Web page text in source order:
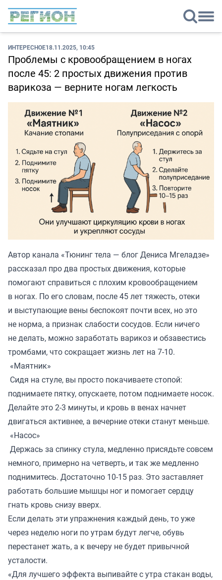
ИНТЕРЕСНОЕ18.11.2025, 10:45
Проблемы с кровообращением в ногах
после 45: 2 простых движения против
варикоза — верните ногам легкость
Автор канала «Тюнинг тела — блог Дениса Мгеладзе»
рассказал про два простых движения, которые
помогают справиться с плохим кровообращением
в ногах. По его словам, после 45 лет тяжесть, отеки
и выступающие вены беспокоят почти всех, но это
не норма, а признак слабости сосудов. Если ничего
не делать, можно заработать варикоз и обзавестись
тромбами, что сокращает жизнь лет на 7-10.
«Маятник»
Сидя на стуле, вы просто покачиваете стопой:
поднимаете пятку, опускаете, потом поднимаете носок.
Делайте это 2-3 минуты, и кровь в венах начнет
двигаться активнее, а вечерние отеки станут меньше.
«Насос»
Держась за спинку стула, медленно присядьте совсем
немного, примерно на четверть, и так же медленно
поднимитесь. Достаточно 10-15 раз. Это заставляет
работать большие мышцы ног и помогает сердцу
гнать кровь снизу вверх.
Если делать эти упражнения каждый день, то уже
через неделю ноги по утрам будут легче, обувь
перестанет жать, а к вечеру не будет привычной
усталости.
«Для лучшего эффекта выпивайте с утра стакан воды,